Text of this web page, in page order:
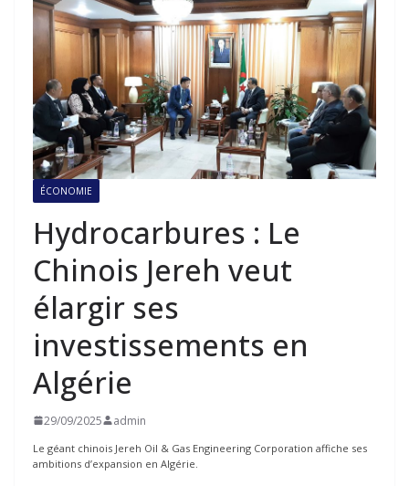
ÉCONOMIE
Hydrocarbures : Le
Chinois Jereh veut
élargir ses
investissements en
Algérie
29/09/2025 admin
Le géant chinois Jereh Oil & Gas Engineering Corporation affiche ses
ambitions d’expansion en Algérie.